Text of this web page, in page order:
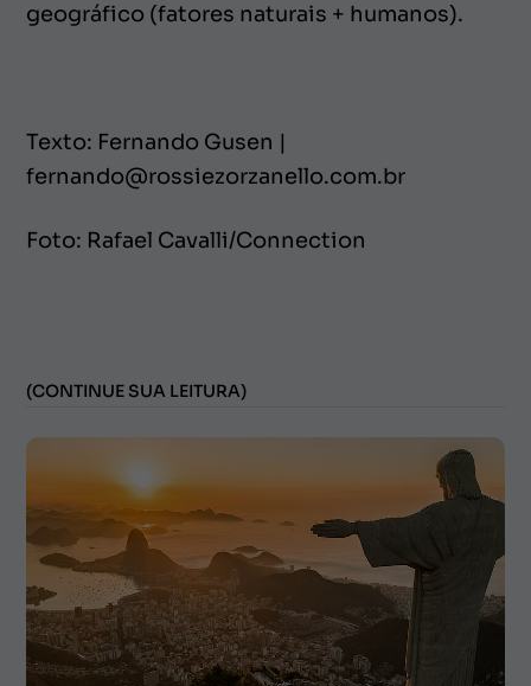
geográfico (fatores naturais + humanos).
Texto: Fernando Gusen |
fernando@rossiezorzanello.com.br
Foto: Rafael Cavalli/Connection
(CONTINUE SUA LEITURA)